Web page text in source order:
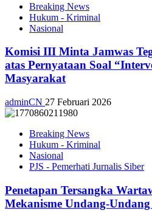
Breaking News
Hukum - Kriminal
Nasional
Komisi III Minta Jamwas
atas Pernyataan Soal
Masyarakat
adminCN 27 Februari 2026
Breaking News
Hukum - Kriminal
Nasional
PJS - Pemerhati Jurnalis Siber
Penetapan Tersangka
Mekanisme Undang-Undang